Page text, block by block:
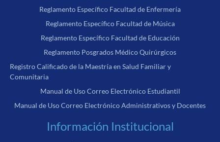
Reglamento Específico Facultad de Enfermería
Reglamento Específico Facultad de Música
Reglamento Específico Facultad de Educación
Reglamento Posgrados Médico Quirúrgicos
Registro Calificado de la Maestría en Salud Familiar y
Comunitaria
Manual de Uso Correo Electrónico Estudiantil
Manual de Uso Correo Electrónico Administrativos y Docentes
Información Institucional